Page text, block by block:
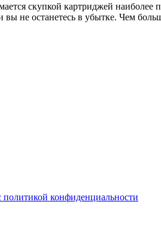
скупкой картриджей
не останетесь в убытке. Чем
конфиденциальности